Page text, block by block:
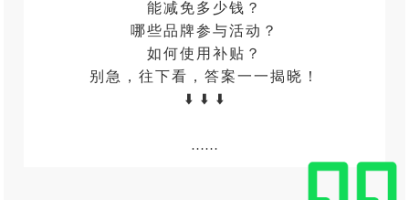
能减免多少钱？
哪些品牌参与活动？
如何使用补贴？
别急，往下看，答案一一揭晓！
⬇️ ⬇️ ⬇️
……